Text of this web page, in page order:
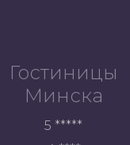
Гостиницы
Минска
5 *****